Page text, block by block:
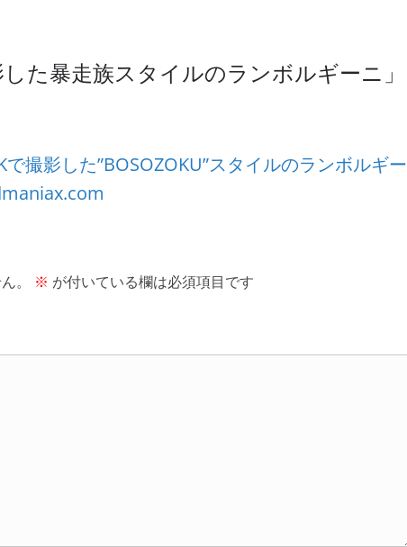
た暴走族スタイルのランボルギーニ 」
で撮影した”BOSOZOKU”スタイルのランボルギー
。 ※ が付いている欄は必須項目です